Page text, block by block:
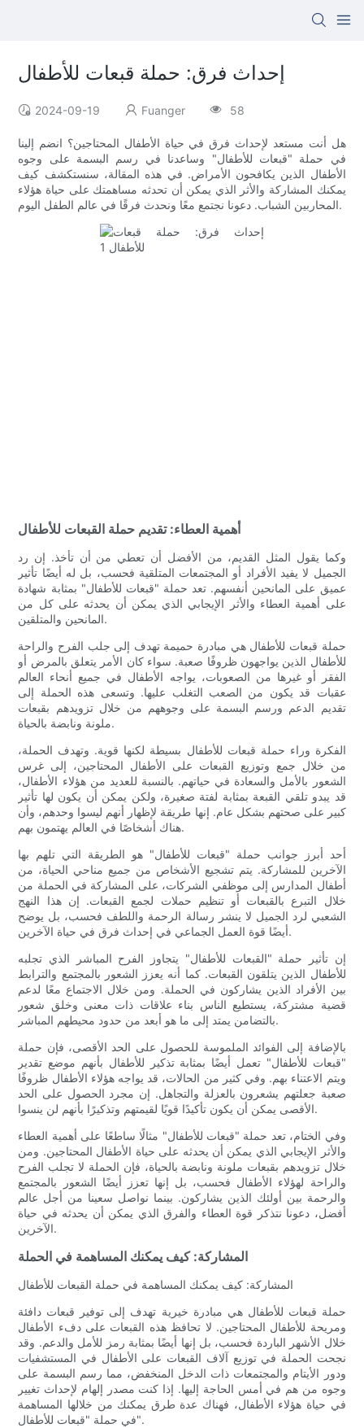
إحداث فرق: حملة قبعات للأطفال
2024-09-19 Fuanger 58
هل أنت مستعد لإحداث فرق في حياة الأطفال المحتاجين؟ انضم إلينا
في حملة "قبعات للأطفال" وساعدنا في رسم البسمة على وجوه
الأطفال الذين يكافحون الأمراض. في هذه المقالة، سنستكشف كيف
يمكنك المشاركة والأثر الذي يمكن أن تحدثه مساهمتك على حياة هؤلاء
المحاربين الشباب. دعونا نجتمع معًا ونحدث فرقًا في عالم الطفل اليوم.
أهمية العطاء: تقديم حملة القبعات للأطفال
وكما يقول المثل القديم، من الأفضل أن تعطي من أن تأخذ. إن رد
الجميل لا يفيد الأفراد أو المجتمعات المتلقية فحسب، بل له أيضًا تأثير
عميق على المانحين أنفسهم. تعد حملة "قبعات للأطفال" بمثابة شهادة
على أهمية العطاء والأثر الإيجابي الذي يمكن أن يحدثه على كل من
المانحين والمتلقين.
حملة قبعات للأطفال هي مبادرة حميمة تهدف إلى جلب الفرح والراحة
للأطفال الذين يواجهون ظروفًا صعبة. سواء كان الأمر يتعلق بالمرض أو
الفقر أو غيرها من الصعوبات، يواجه الأطفال في جميع أنحاء العالم
عقبات قد يكون من الصعب التغلب عليها. وتسعى هذه الحملة إلى
تقديم الدعم ورسم البسمة على وجوههم من خلال تزويدهم بقبعات
ملونة ونابضة بالحياة.
الفكرة وراء حملة قبعات للأطفال بسيطة لكنها قوية. وتهدف الحملة،
من خلال جمع وتوزيع القبعات على الأطفال المحتاجين، إلى غرس
الشعور بالأمل والسعادة في حياتهم. بالنسبة للعديد من هؤلاء الأطفال،
قد يبدو تلقي القبعة بمثابة لفتة صغيرة، ولكن يمكن أن يكون لها تأثير
كبير على صحتهم بشكل عام. إنها طريقة لإظهار أنهم ليسوا وحدهم، وأن
هناك أشخاصًا في العالم يهتمون بهم.
أحد أبرز جوانب حملة "قبعات للأطفال" هو الطريقة التي تلهم بها
الآخرين للمشاركة. يتم تشجيع الأشخاص من جميع مناحي الحياة، من
أطفال المدارس إلى موظفي الشركات، على المشاركة في الحملة من
خلال التبرع بالقبعات أو تنظيم حملات لجمع القبعات. إن هذا النهج
الشعبي لرد الجميل لا ينشر رسالة الرحمة واللطف فحسب، بل يوضح
أيضًا قوة العمل الجماعي في إحداث فرق في حياة الآخرين.
إن تأثير حملة "القبعات للأطفال" يتجاوز الفرح المباشر الذي تجلبه
للأطفال الذين يتلقون القبعات. كما أنه يعزز الشعور بالمجتمع والترابط
بين الأفراد الذين يشاركون في الحملة. ومن خلال الاجتماع معًا لدعم
قضية مشتركة، يستطيع الناس بناء علاقات ذات معنى وخلق شعور
بالتضامن يمتد إلى ما هو أبعد من حدود محيطهم المباشر.
بالإضافة إلى الفوائد الملموسة للحصول على الحد الأقصى، فإن حملة
"قبعات للأطفال" تعمل أيضًا بمثابة تذكير للأطفال بأنهم موضع تقدير
ويتم الاعتناء بهم. وفي كثير من الحالات، قد يواجه هؤلاء الأطفال ظروفًا
صعبة جعلتهم يشعرون بالعزلة والتجاهل. إن مجرد الحصول على الحد
الأقصى يمكن أن يكون تأكيدًا قويًا لقيمتهم وتذكيرًا بأنهم لن ينسوا.
وفي الختام، تعد حملة "قبعات للأطفال" مثالًا ساطعًا على أهمية العطاء
والأثر الإيجابي الذي يمكن أن يحدثه على حياة الأطفال المحتاجين. ومن
خلال تزويدهم بقبعات ملونة ونابضة بالحياة، فإن الحملة لا تجلب الفرح
والراحة لهؤلاء الأطفال فحسب، بل إنها تعزز أيضًا الشعور بالمجتمع
والرحمة بين أولئك الذين يشاركون. بينما نواصل سعينا من أجل عالم
أفضل، دعونا نتذكر قوة العطاء والفرق الذي يمكن أن يحدثه في حياة
الآخرين.
المشاركة: كيف يمكنك المساهمة في الحملة
المشاركة: كيف يمكنك المساهمة في حملة القبعات للأطفال
حملة قبعات للأطفال هي مبادرة خيرية تهدف إلى توفير قبعات دافئة
ومريحة للأطفال المحتاجين. لا تحافظ هذه القبعات على دفء الأطفال
خلال الأشهر الباردة فحسب، بل إنها أيضًا بمثابة رمز للأمل والدعم. وقد
نجحت الحملة في توزيع آلاف القبعات على الأطفال في المستشفيات
ودور الأيتام والمجتمعات ذات الدخل المنخفض، مما رسم البسمة على
وجوه من هم في أمس الحاجة إليها. إذا كنت مصدر إلهام لإحداث تغيير
في حياة هؤلاء الأطفال، فهناك عدة طرق يمكنك من خلالها المساهمة
في حملة "قبعات للأطفال".